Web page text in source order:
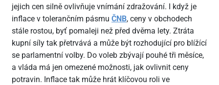
jejich cen silně ovlivňuje vnímání zdražování. I když je
inflace v tolerančním pásmu ČNB, ceny v obchodech
stále rostou, byť pomaleji než před dvěma lety. Ztráta
kupní síly tak přetrvává a může být rozhodující pro blížící
se parlamentní volby. Do voleb zbývají pouhé tři měsíce,
a vláda má jen omezené možnosti, jak ovlivnit ceny
potravin. Inflace tak může hrát klíčovou roli ve